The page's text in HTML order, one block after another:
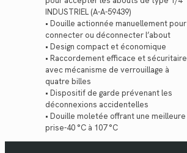
INDUSTRIEL (A-A-59439)
• Douille actionnée manuellement pour
connecter ou déconnecter l’about
• Design compact et économique
• Raccordement efficace et sécuritaire
avec mécanisme de verrouillage à
quatre billes
• Dispositif de garde prévenant les
déconnexions accidentelles
• Douille moletée offrant une meilleure
prise-40 °C à 107 °C